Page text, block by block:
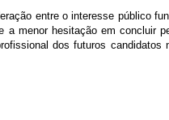
entre o interesse público
menor hesitação em concluir
dos futuros candidatos